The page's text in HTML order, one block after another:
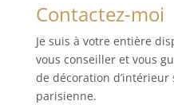
Contactez-moi
Je suis à votre entière
vous conseiller et vous
de décoration
parisienne.